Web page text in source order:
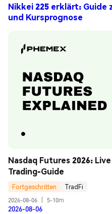
Nikkei 225 erklärt: Guide
und Kursprognose
Nasdaq Futures 2026:
Trading-Guide
Fortgeschritten
TradFi
2026-08-06
5-10m
2026-08-06